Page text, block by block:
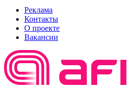
Реклама
Контакты
О проекте
Вакансии